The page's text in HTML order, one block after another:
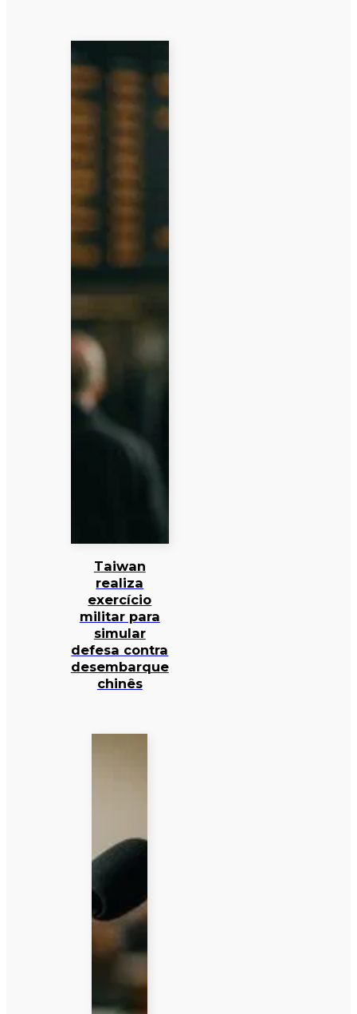
Taiwan
realiza
exercício
militar para
simular
defesa contra
desembarque
chinês